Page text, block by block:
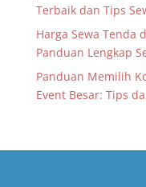
Terbaik dan Tips
Harga Sewa Tenda
Panduan Lengkap
Panduan Memilih
Event Besar: Tips